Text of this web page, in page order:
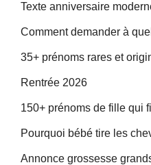
Texte anniversaire
Comment demander à
35+ prénoms rares et
Rentrée 2026
150+ prénoms de fille qui
Pourquoi bébé tire les
Annonce grossesse